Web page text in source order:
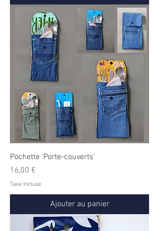
Pochette 'Porte-couverts'
Prix
16,00 €
Taxe Incluse
Ajouter au panier